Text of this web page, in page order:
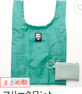
まとめ割